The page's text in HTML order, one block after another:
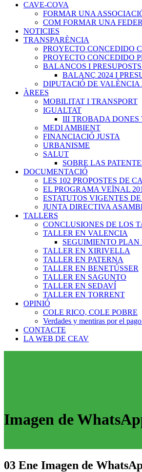
CAVE-COVA
FORMAR UNA
COM FORMAR UNA
NOTICIES
TRANSPARÈNCIA
PROYECTO CONCEDIDO
PROYECTO CONCEDIDO
BALANÇOS I
BALANÇ 2024 I
DIPUTACIÓ DE VALÈNCIA
ÀREES
MOBILITAT I TRANSPORT
IGUALTAT
III TROBADA DONES
MEDI AMBIENT
FINANCIACIÓ JUSTA
URBANISME
SALUT
SOBRE LAS
DOCUMENTACIÓ
LES 102 PROPOSTES DE
EL PROGRAMA VEÏNAL
ESTATUTOS VIGENTES
JUNTA DIRECTIVA
TALLERS
CONCLUSIONES DE LOS
TALLER EN VALENCIA
SEGUIMIENTO
TALLER EN XIRIVELLA
TALLER EN PATERNA
TALLER EN BENETÚSSER
TALLER EN SAGUNTO
TALLER EN SEDAVÍ
TALLER EN TORRENT
OPINIÓ
COLE RICO, COLE POBRE
Verdades y mentiras por el
CONTACTE
LA WEB DE CEAV
Imagen de
03 Ene Imagen de